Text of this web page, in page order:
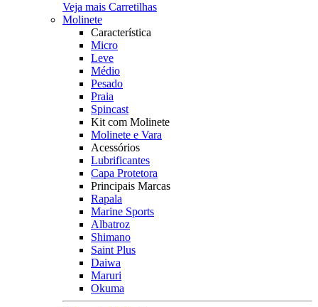
Veja mais Carretilhas
Molinete
Característica
Micro
Leve
Médio
Pesado
Praia
Spincast
Kit com Molinete
Molinete e Vara
Acessórios
Lubrificantes
Capa Protetora
Principais Marcas
Rapala
Marine Sports
Albatroz
Shimano
Saint Plus
Daiwa
Maruri
Okuma